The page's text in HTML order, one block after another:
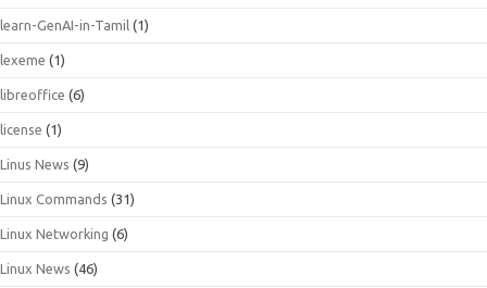
learn-GenAI-in-Tamil (1)
lexeme (1)
libreoffice (6)
license (1)
Linus News (9)
Linux Commands (31)
Linux Networking (6)
Linux News (46)